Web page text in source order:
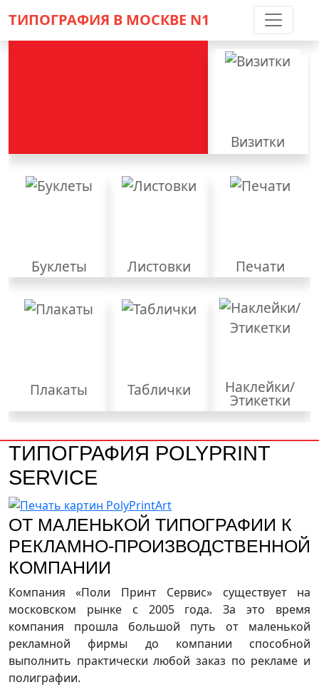
ТИПОГРАФИЯ В МОСКВЕ N1
Визитки
Буклеты Листовки Печати
Плакаты Таблички Наклейки/
Этикетки
ТИПОГРАФИЯ POLYPRINT
SERVICE
ОТ МАЛЕНЬКОЙ ТИПОГРАФИИ К
РЕКЛАМНО-ПРОИЗВОДСТВЕННОЙ
КОМПАНИИ
Компания «Поли Принт Сервис» существует на
московском рынке с 2005 года. За это время
компания прошла большой путь от маленькой
рекламной фирмы до компании способной
выполнить практически любой заказ по рекламе и
полиграфии.